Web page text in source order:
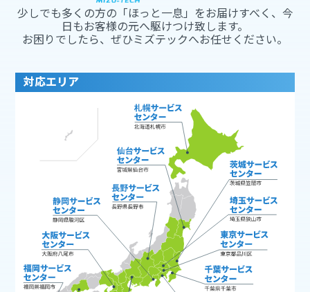
少しでも多くの方の「ほっと一息」をお届けすべく、今
日もお客様の元へ駆けつけ致します。
お困りでしたら、ぜひミズテックへお任せください。
対応エリア